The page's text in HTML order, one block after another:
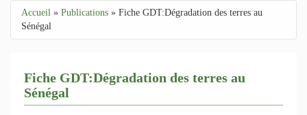
Vous êtes ici
Accueil » Publications » Fiche GDT:Dégradation des terres au
Sénégal
Fiche GDT:Dégradation des terres au
Sénégal